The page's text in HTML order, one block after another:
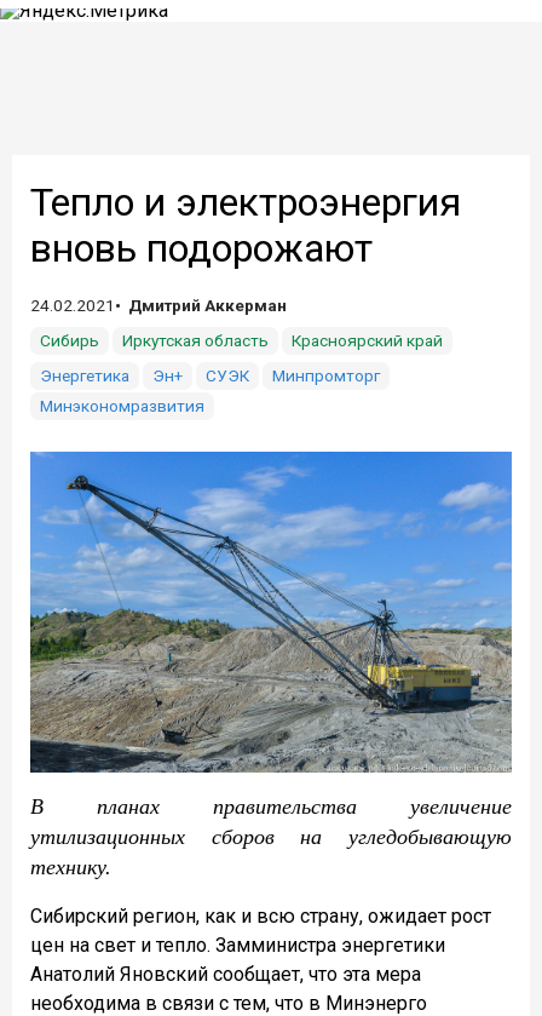
Тепло и электроэнергия
вновь подорожают
24.02.2021
Дмитрий Аккерман
Сибирь
Иркутская область
Красноярский край
Энергетика
Эн+ СУЭК
Минпромторг
Минэкономразвития
В планах правительства увеличение
утилизационных сборов на угледобывающую
технику.
Сибирский регион, как и всю страну, ожидает рост
цен на свет и тепло. Замминистра энергетики
Анатолий Яновский сообщает, что эта мера
необходима в связи с тем, что в Минэнерго